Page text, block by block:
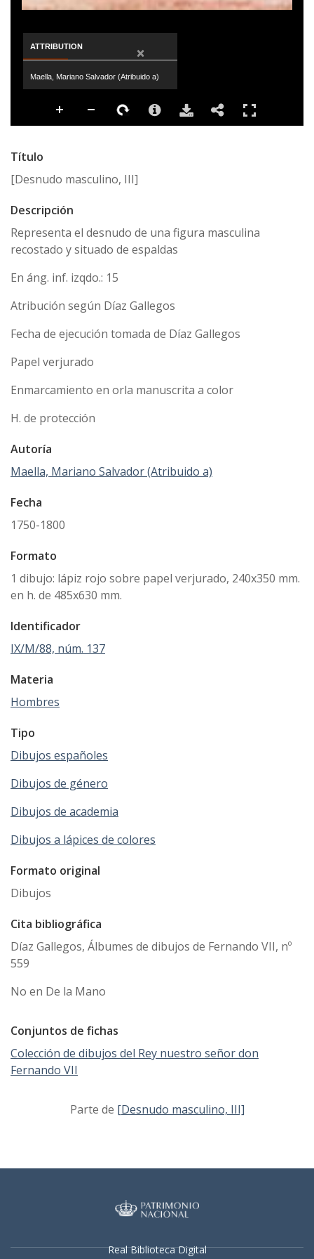
ATTRIBUTION ×
Maella, Mariano Salvador (Atribuido a)
Título
[Desnudo masculino, III]
Descripción
Representa el desnudo de una figura masculina
recostado y situado de espaldas
En áng. inf. izqdo.: 15
Atribución según Díaz Gallegos
Fecha de ejecución tomada de Díaz Gallegos
Papel verjurado
Enmarcamiento en orla manuscrita a color
H. de protección
Autoría
Maella, Mariano Salvador (Atribuido a)
Fecha
1750-1800
Formato
1 dibujo: lápiz rojo sobre papel verjurado, 240x350 mm.
en h. de 485x630 mm.
Identificador
IX/M/88, núm. 137
Materia
Hombres
Tipo
Dibujos españoles
Dibujos de género
Dibujos de academia
Dibujos a lápices de colores
Formato original
Dibujos
Cita bibliográfica
Díaz Gallegos, Álbumes de dibujos de Fernando VII, nº
559
No en De la Mano
Conjuntos de fichas
Colección de dibujos del Rey nuestro señor don
Fernando VII
Parte de [Desnudo masculino, III]
Real Biblioteca Digital